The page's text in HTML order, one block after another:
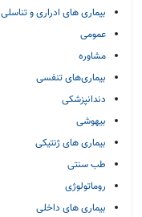
بیماری های ادراری و تناسلی
عمومی
مشاوره
بیماری‌های تنفسی
دندانپزشکی
بیهوشی
بیماری های ژنتیکی
طب سنتی
روماتولوژی
بیماری های داخلی